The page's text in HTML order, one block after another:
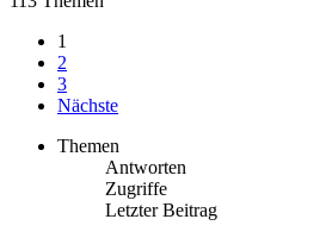
1
2
3
Nächste
Themen
Antworten
Zugriffe
Letzter Beitrag